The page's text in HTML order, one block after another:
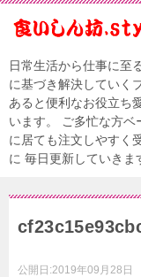
日常生活から仕事に至
に基づき解決していく
あると便利なお役立ち
います。 ご多忙な方ベ
に居ても注文しやすく
に 毎日更新していきま
公開日:2019年09月28日